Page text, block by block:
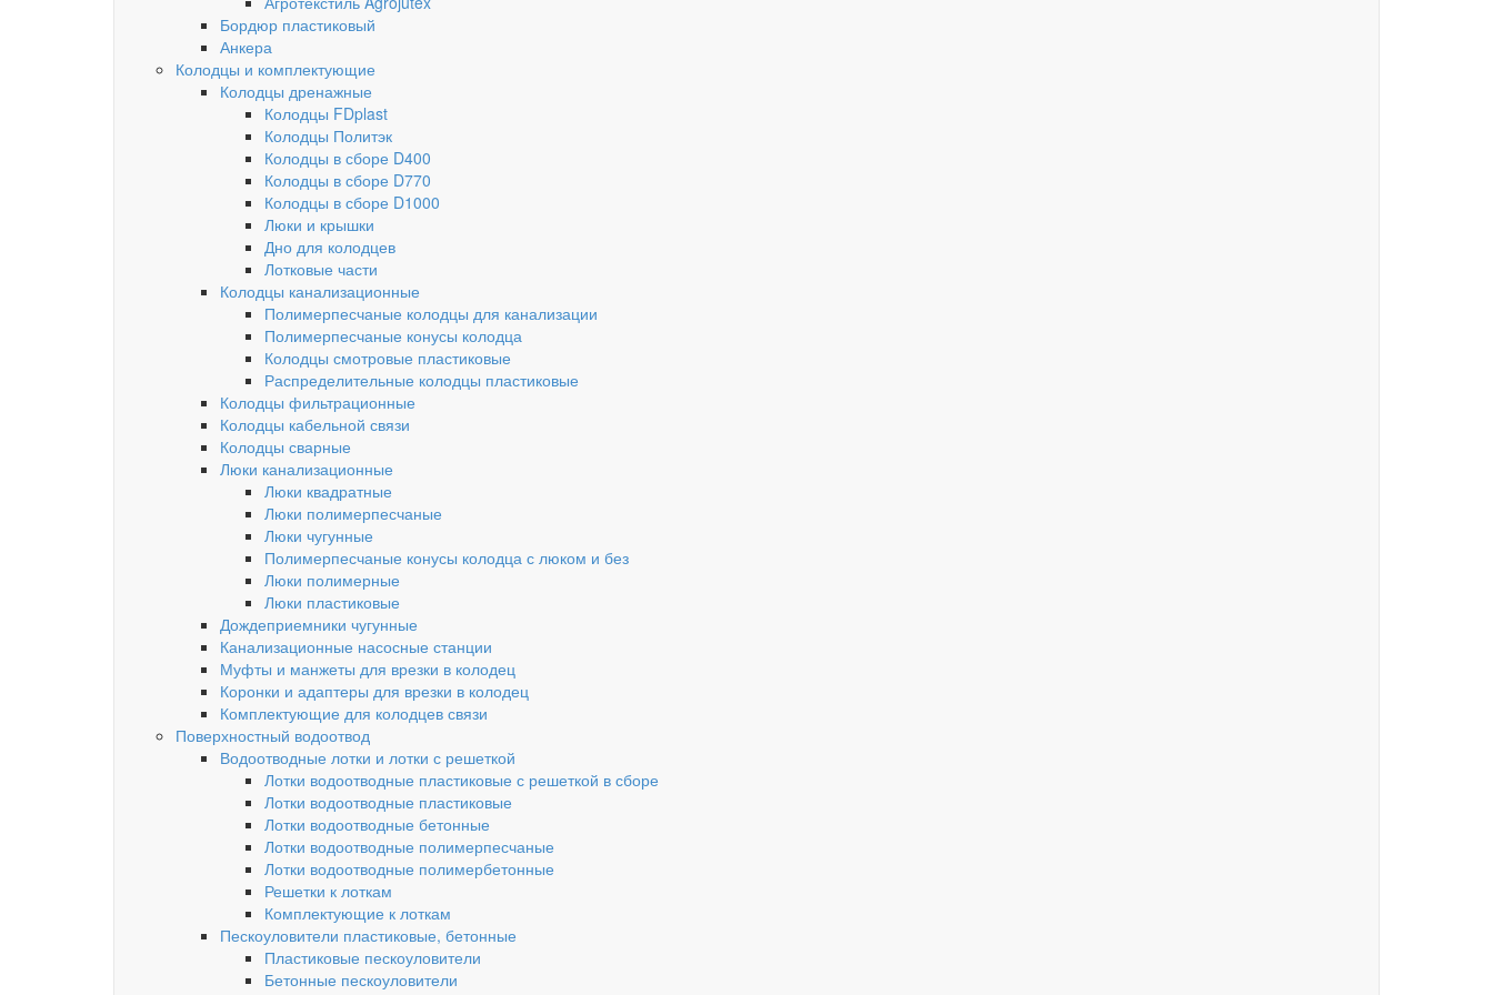
Бордюр пластиковый
Анкера
Колодцы и комплектующие
Колодцы дренажные
Колодцы FDplast
Колодцы Политэк
Колодцы в сборе D400
Колодцы в сборе D770
Колодцы в сборе D1000
Люки и крышки
Дно для колодцев
Лотковые части
Колодцы канализационные
Полимерпесчаные колодцы для канализации
Полимерпесчаные конусы колодца
Колодцы смотровые пластиковые
Распределительные колодцы пластиковые
Колодцы фильтрационные
Колодцы кабельной связи
Колодцы сварные
Люки канализационные
Люки квадратные
Люки полимерпесчаные
Люки чугунные
Полимерпесчаные конусы колодца с люком и без
Люки полимерные
Люки пластиковые
Дождеприемники чугунные
Канализационные насосные станции
Муфты и манжеты для врезки в колодец
Коронки и адаптеры для врезки в колодец
Комплектующие для колодцев связи
Поверхностный водоотвод
Водоотводные лотки и лотки с решеткой
Лотки водоотводные пластиковые с решеткой в сборе
Лотки водоотводные пластиковые
Лотки водоотводные бетонные
Лотки водоотводные полимерпесчаные
Лотки водоотводные полимербетонные
Решетки к лоткам
Комплектующие к лоткам
Пескоуловители пластиковые, бетонные
Пластиковые пескоуловители
Бетонные пескоуловители